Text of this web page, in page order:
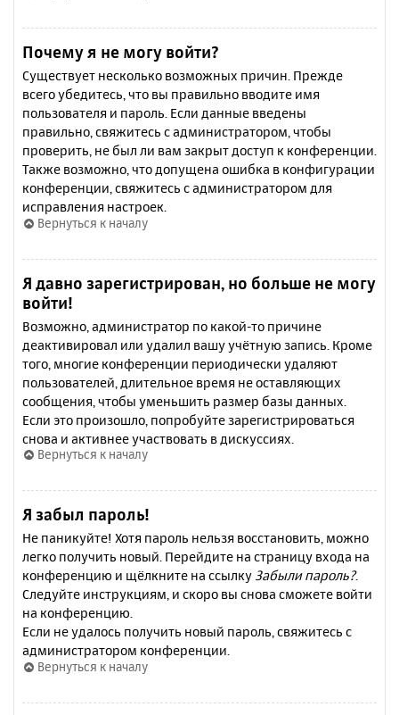
Почему я не могу войти?
Существует несколько возможных причин. Прежде
всего убедитесь, что вы правильно вводите имя
пользователя и пароль. Если данные введены
правильно, свяжитесь с администратором, чтобы
проверить, не был ли вам закрыт доступ к конференции.
Также возможно, что допущена ошибка в конфигурации
конференции, свяжитесь с администратором для
исправления настроек.
Вернуться к началу
Я давно зарегистрирован, но больше не могу
войти!
Возможно, администратор по какой-то причине
деактивировал или удалил вашу учётную запись. Кроме
того, многие конференции периодически удаляют
пользователей, длительное время не оставляющих
сообщения, чтобы уменьшить размер базы данных.
Если это произошло, попробуйте зарегистрироваться
снова и активнее участвовать в дискуссиях.
Вернуться к началу
Я забыл пароль!
Не паникуйте! Хотя пароль нельзя восстановить, можно
легко получить новый. Перейдите на страницу входа на
конференцию и щёлкните на ссылку Забыли пароль?.
Следуйте инструкциям, и скоро вы снова сможете войти
на конференцию.
Если не удалось получить новый пароль, свяжитесь с
администратором конференции.
Вернуться к началу